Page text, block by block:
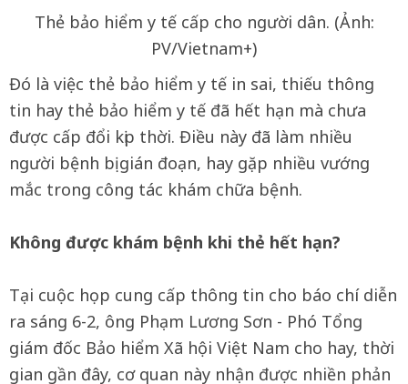
Thẻ bảo hiểm y tế cấp cho người dân. (Ảnh:
PV/Vietnam+)
Đó là việc thẻ bảo hiểm y tế in sai, thiếu thông
tin hay thẻ bảo hiểm y tế đã hết hạn mà chưa
được cấp đổi kịp thời. Điều này đã làm nhiều
người bệnh bị gián đoạn, hay gặp nhiều vướng
mắc trong công tác khám chữa bệnh.
Không được khám bệnh khi thẻ hết hạn?
Tại cuộc họp cung cấp thông tin cho báo chí diễn
ra sáng 6-2, ông Phạm Lương Sơn - Phó Tổng
giám đốc Bảo hiểm Xã hội Việt Nam cho hay, thời
gian gần đây, cơ quan này nhận được nhiền phản